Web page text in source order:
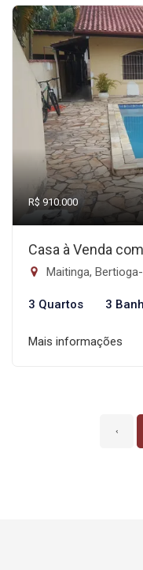
R$ 910.000
Casa à Venda
Maitinga,
3 Quartos 3
Mais informações
‹